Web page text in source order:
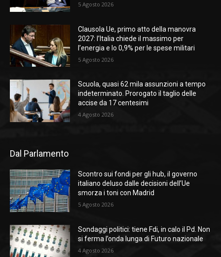
5 Agosto 2026
Clausola Ue, primo atto della manovra
2027: l’Italia chiede il massimo per
l’energia e lo 0,9% per le spese militari
5 Agosto 2026
Scuola, quasi 62 mila assunzioni a tempo
indeterminato. Prorogato il taglio delle
accise da 17 centesimi
4 Agosto 2026
Dal Parlamento
Scontro sui fondi per gli hub, il governo
italiano deluso dalle decisioni dell’Ue
smorza i toni con Madrid
5 Agosto 2026
Sondaggi politici: tiene Fdi, in calo il Pd. Non
si ferma l’onda lunga di Futuro nazionale
4 Agosto 2026